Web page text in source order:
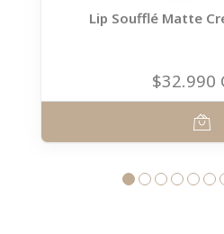
Lip Soufflé Matte
$32.990